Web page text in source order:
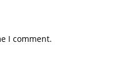
I comment.